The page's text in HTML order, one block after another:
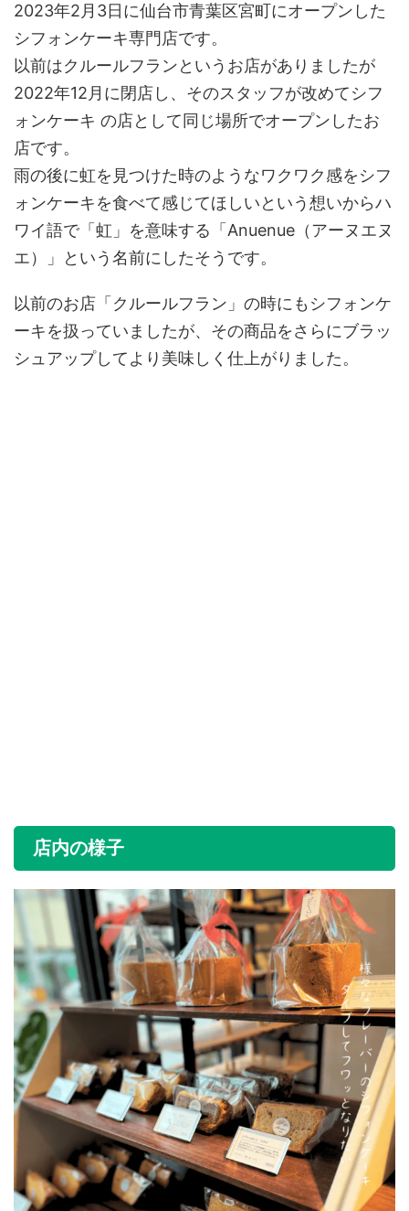
2023年2月3日に仙台市青葉区宮町にオープンした
シフォンケーキ専門店です。
以前はクルールフランというお店がありましたが
2022年12月に閉店し、そのスタッフが改めてシフ
ォンケーキ の店として同じ場所でオープンしたお
店です。
雨の後に虹を見つけた時のようなワクワク感をシフ
ォンケーキを食べて感じてほしいという想いからハ
ワイ語で「虹」を意味する「Anuenue（アーヌエヌ
エ）」という名前にしたそうです。
以前のお店「クルールフラン」の時にもシフォンケ
ーキを扱っていましたが、その商品をさらにブラッ
シュアップしてより美味しく仕上がりました。
店内の様子